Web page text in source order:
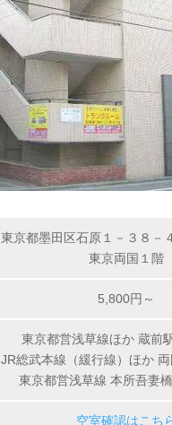
東京都墨田区石原１－３８－
東京両国１階
5,800円～
東京都営浅草線ほか 蔵前
JR総武本線（緩行線）ほか
東京都営浅草線 本所吾妻
空室確認はこち